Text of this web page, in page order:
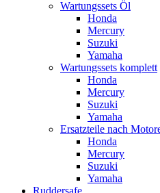
Wartungssets Öl
Honda
Mercury
Suzuki
Yamaha
Wartungssets komplett
Honda
Mercury
Suzuki
Yamaha
Ersatzteile nach
Honda
Mercury
Suzuki
Yamaha